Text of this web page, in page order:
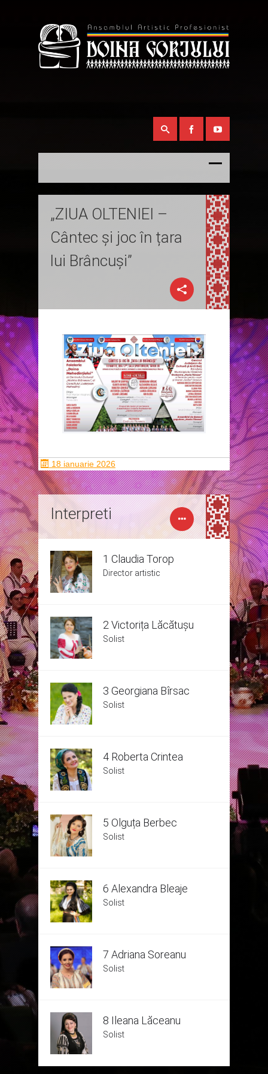
„ZIUA OLTENIEI –
Cântec și joc în țara
lui Brâncuși”
18 ianuarie 2026
Interpreti
1 Claudia Torop
Director artistic
2 Victorița Lăcătușu
Solist
3 Georgiana Bîrsac
Solist
4 Roberta Crintea
Solist
5 Olguța Berbec
Solist
6 Alexandra Bleaje
Solist
7 Adriana Soreanu
Solist
8 Ileana Lăceanu
Solist